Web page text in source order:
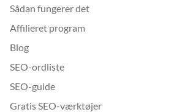
Sådan fungerer det
Affilieret program
Blog
SEO-ordliste
SEO-guide
Gratis SEO-værktøjer